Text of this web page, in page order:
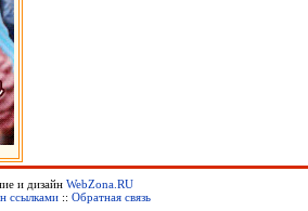
и дизайн WebZona.RU
ссылками :: Обратная связь